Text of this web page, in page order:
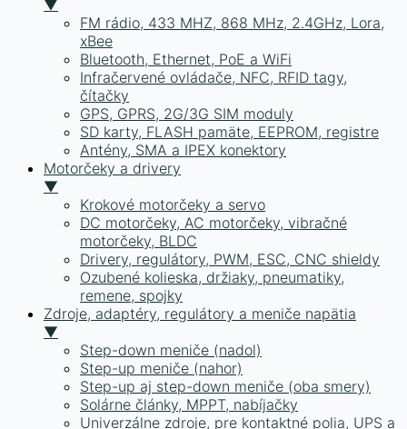
▼
FM rádio, 433 MHZ, 868 MHz, 2.4GHz, Lora,
xBee
Bluetooth, Ethernet, PoE a WiFi
Infračervené ovládače, NFC, RFID tagy,
čítačky
GPS, GPRS, 2G/3G SIM moduly
SD karty, FLASH pamäte, EEPROM, registre
Antény, SMA a IPEX konektory
Motorčeky a drivery
▼
Krokové motorčeky a servo
DC motorčeky, AC motorčeky, vibračné
motorčeky, BLDC
Drivery, regulátory, PWM, ESC, CNC shieldy
Ozubené kolieska, držiaky, pneumatiky,
remene, spojky
Zdroje, adaptéry, regulátory a meniče napätia
▼
Step-down meniče (nadol)
Step-up meniče (nahor)
Step-up aj step-down meniče (oba smery)
Solárne články, MPPT, nabíjačky
Univerzálne zdroje, pre kontaktné polia, UPS a